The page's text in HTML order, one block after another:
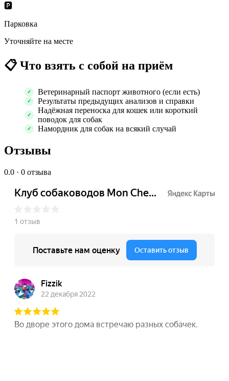
🅿️
Парковка
Уточняйте на месте
📋Что взять с собой на приём
Ветеринарный паспорт животного (если есть)
Результаты предыдущих анализов и справки
Надёжная переноска для кошек или короткий
поводок для собак
Намордник для собак на всякий случай
Отзывы
0.0 · 0 отзыва